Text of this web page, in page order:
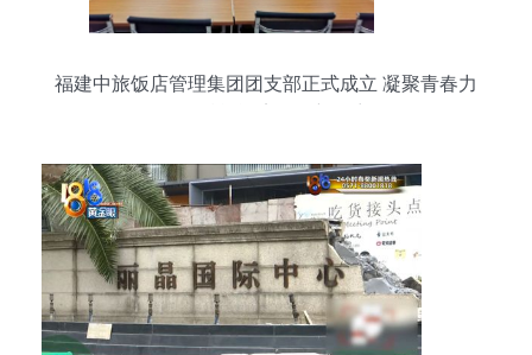
福建中旅饭店管理集团团支部正式成立 凝聚青春力